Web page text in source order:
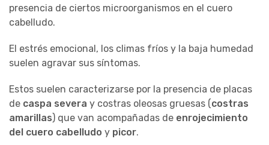
presencia de ciertos microorganismos en el cuero
cabelludo.
El estrés emocional, los climas fríos y la baja humedad
suelen agravar sus síntomas.
Estos suelen caracterizarse por la presencia de placas
de caspa severa y costras oleosas gruesas (costras
amarillas) que van acompañadas de enrojecimiento
del cuero cabelludo y picor.